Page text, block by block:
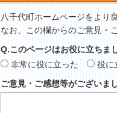
八千代町ホームページをより
なお、この欄からのご意見・
Q.このページはお役に立ちま
非常に役に立った
役に
ご意見・ご感想等がございま